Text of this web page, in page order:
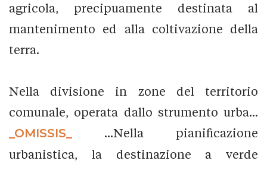
agricola, precipuamente destinata al
mantenimento ed alla coltivazione della
terra.
Nella divisione in zone del territorio
comunale, operata dallo strumento urba...
_OMISSIS_
...Nella pianificazione
urbanistica, la destinazione a verde